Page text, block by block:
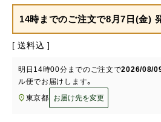
14時までのご注文で8月7日(金)
送料込
明日 14時00分 までのご注文で2026/08/09
ル便でお届けします。
東京都
お届け先を変更